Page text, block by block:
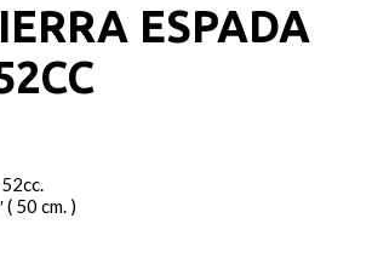
ESPADA
50 cm. )